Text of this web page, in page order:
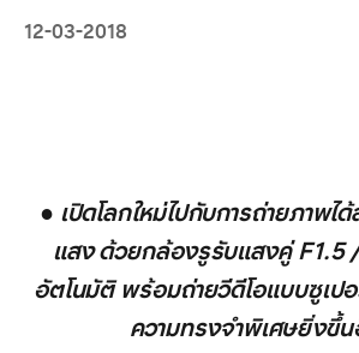
12-03-2018
● เปิดโลกใหม่ไปกับการถ่ายภาพไ
แสง ด้วยกล้องรูรับแสงคู่ F1.5
อัตโนมัติ พร้อมถ่ายวีดีโอแบบซูเปอ
ความทรงจำพิเศษยิ่งขึ้